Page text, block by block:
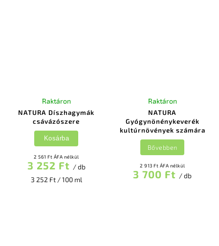
NATURA Díszhagymák
csávázószere
Raktáron
2 561 Ft ÁFA nélkül
3 252 Ft / db
3 252 Ft / 100 ml
Kosárba
NATURA
Gyógynönénykeverék
kultúrnövények számára
Raktáron
2 913 Ft ÁFA nélkül
3 700 Ft / db
Bővebben